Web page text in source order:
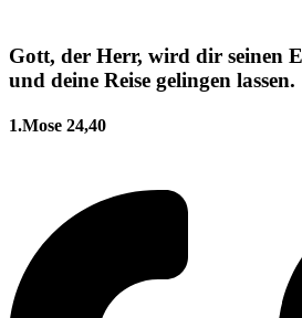
Gott, der Herr, wird dir seinen
und deine Reise gelingen lassen.
1.Mose 24,40